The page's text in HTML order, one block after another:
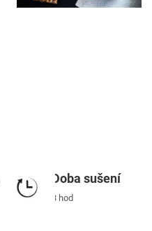
Doba sušení
8 hod